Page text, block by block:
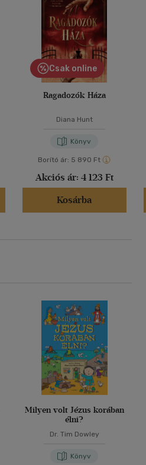
Csak online
Ragadozók Háza
Diana Hunt
Könyv
Borító ár: 5 890 Ft
Akciós ár: 4 123 Ft
Kosárba
Milyen volt Jézus korában
élni?
Dr. Tim Dowley
Könyv